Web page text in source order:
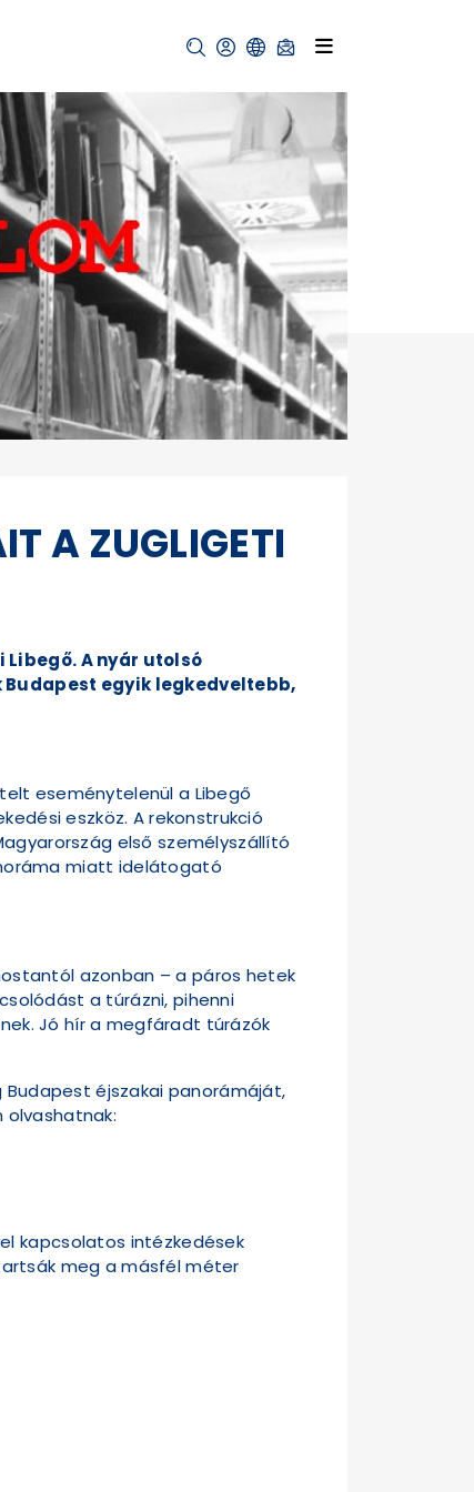
A ZUGLIGETI
A nyár utolsó
egyik legkedveltebb,
eseménytelenül a Libegő
eszköz. A rekonstrukció
első személyszállító
miatt idelátogató
azonban – a páros hetek
a túrázni, pihenni
Jó hír a megfáradt túrázók
Budapest éjszakai panorámáját,
olvashatnak:
kapcsolatos intézkedések
meg a másfél méter